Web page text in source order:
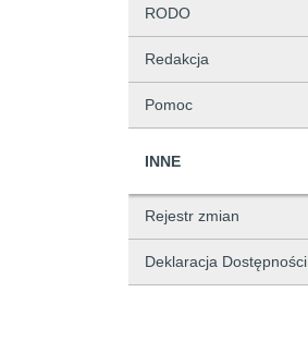
RODO
Redakcja
Pomoc
INNE
Rejestr zmian
Deklaracja Dostępności